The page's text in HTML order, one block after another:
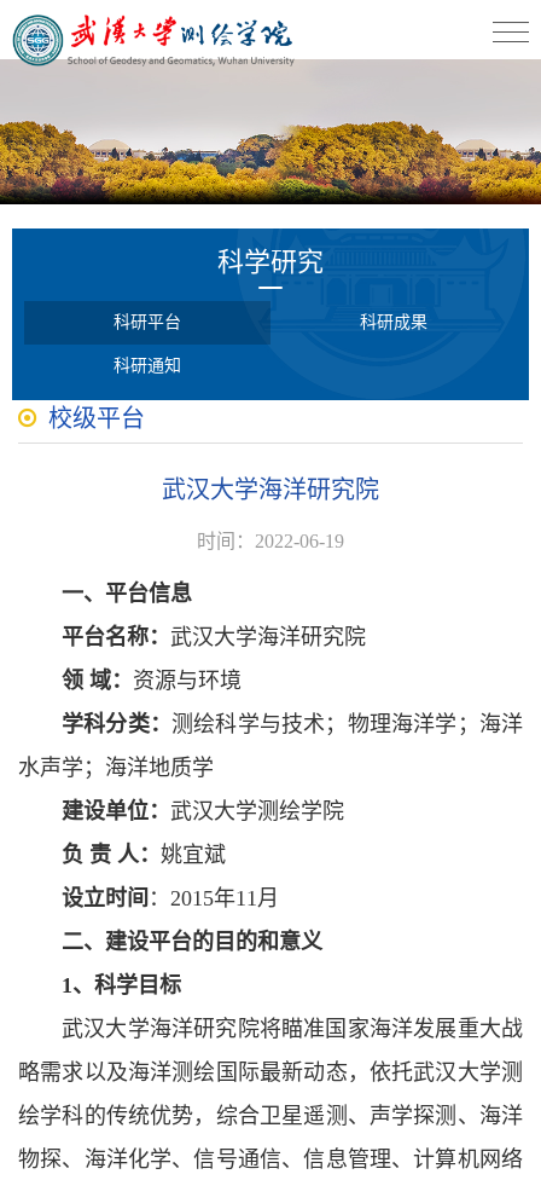
科学研究
科研平台 科研成果
科研通知
校级平台
武汉大学海洋研究院
时间：2022-06-19
一、平台信息
平台名称： 武汉大学海洋研究院
领 域： 资源与环境
学科分类： 测绘科学与技术；物理海洋学；海洋
水声学；海洋地质学
建设单位： 武汉大学测绘学院
负 责 人： 姚宜斌
设立时间 ：2015年11月
二、建设平台的目的和意义
1、科学目标
武汉大学海洋研究院将瞄准国家海洋发展重大战
略需求以及海洋测绘国际最新动态，依托武汉大学测
绘学科的传统优势，综合卫星遥测、声学探测、海洋
物探、海洋化学、信号通信、信息管理、计算机网络